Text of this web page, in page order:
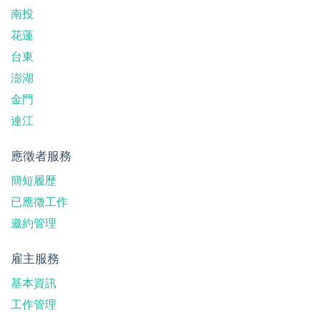
南投
花蓮
台東
澎湖
金門
連江
應徵者服務
簡短履歷
已應徵工作
邀約管理
雇主服務
基本資訊
工作管理